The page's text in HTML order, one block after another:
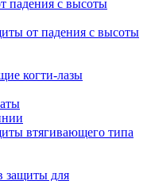
падения с высоты
от падения с высоты
когти-лазы
втягивающего типа
защиты для